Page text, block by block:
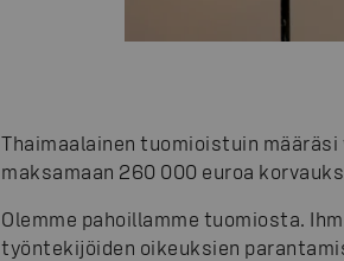
Thaimaalainen tuomioistuin
maksamaan 260 000 euroa
Olemme pahoillamme tuomiosta.
työntekijöiden oikeuksien